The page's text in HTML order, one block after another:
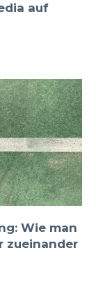
auf
Wie man
zueinander